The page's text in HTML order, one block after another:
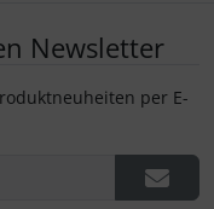
Newsletter
per E-